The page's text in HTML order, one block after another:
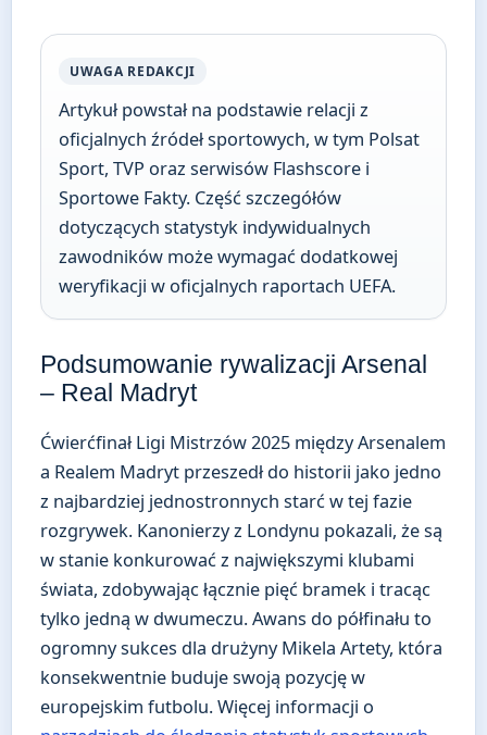
UWAGA REDAKCJI
Artykuł powstał na podstawie relacji z
oficjalnych źródeł sportowych, w tym Polsat
Sport, TVP oraz serwisów Flashscore i
Sportowe Fakty. Część szczegółów
dotyczących statystyk indywidualnych
zawodników może wymagać dodatkowej
weryfikacji w oficjalnych raportach UEFA.
Podsumowanie rywalizacji Arsenal
– Real Madryt
Ćwierćfinał Ligi Mistrzów 2025 między Arsenalem
a Realem Madryt przeszedł do historii jako jedno
z najbardziej jednostronnych starć w tej fazie
rozgrywek. Kanonierzy z Londynu pokazali, że są
w stanie konkurować z największymi klubami
świata, zdobywając łącznie pięć bramek i tracąc
tylko jedną w dwumeczu. Awans do półfinału to
ogromny sukces dla drużyny Mikela Artety, która
konsekwentnie buduje swoją pozycję w
europejskim futbolu. Więcej informacji o